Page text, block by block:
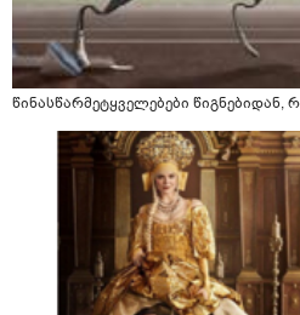
წინასწარმეტყველებები